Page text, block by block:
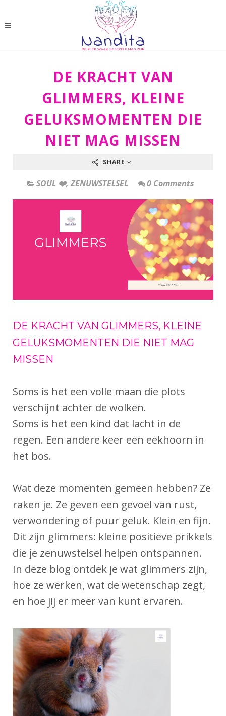
DE KRACHT VAN
GLIMMERS, KLEINE
GELUKSMOMENTEN DIE
NIET MAG MISSEN
SHARE
SOUL ❤️,ZENUWSTELSEL 0 Comments
DE KRACHT VAN GLIMMERS, KLEINE
GELUKSMOMENTEN DIE NIET MAG
MISSEN
Soms is het een volle maan die plots
verschijnt achter de wolken.
Soms is het een kind dat lacht in de
regen. Een andere keer een eekhoorn in
het bos.
Wat deze momenten gemeen hebben? Ze
raken je. Ze geven een gevoel van rust,
verwondering of puur geluk. Klein en fijn.
Dit zijn glimmers: kleine positieve prikkels
die je zenuwstelsel helpen ontspannen.
In deze blog ontdek je wat glimmers zijn,
hoe ze werken, wat de wetenschap zegt,
en hoe jij er meer van kunt ervaren.